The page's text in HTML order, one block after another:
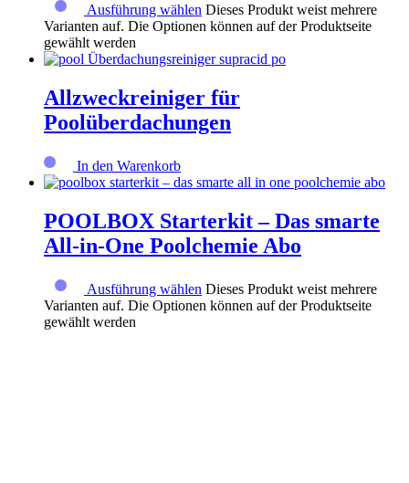
Ausführung wählen Dieses Produkt weist mehrere
Varianten auf. Die Optionen können auf der Produktseite
gewählt werden
Allzweckreiniger für
Poolüberdachungen
In den Warenkorb
POOLBOX Starterkit – Das smarte
All-in-One Poolchemie Abo
Ausführung wählen Dieses Produkt weist mehrere
Varianten auf. Die Optionen können auf der Produktseite
gewählt werden